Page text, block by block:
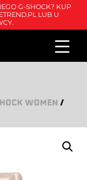
G-SHOCK? KUP
LUB U
WOMEN /